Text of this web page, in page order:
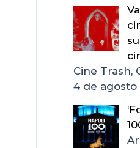
Cine Trash,
4 de agosto